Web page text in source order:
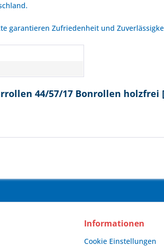
garantieren Zufriedenheit und
44/57/17 Bonrollen holzfrei
Informationen
Cookie Einstellungen